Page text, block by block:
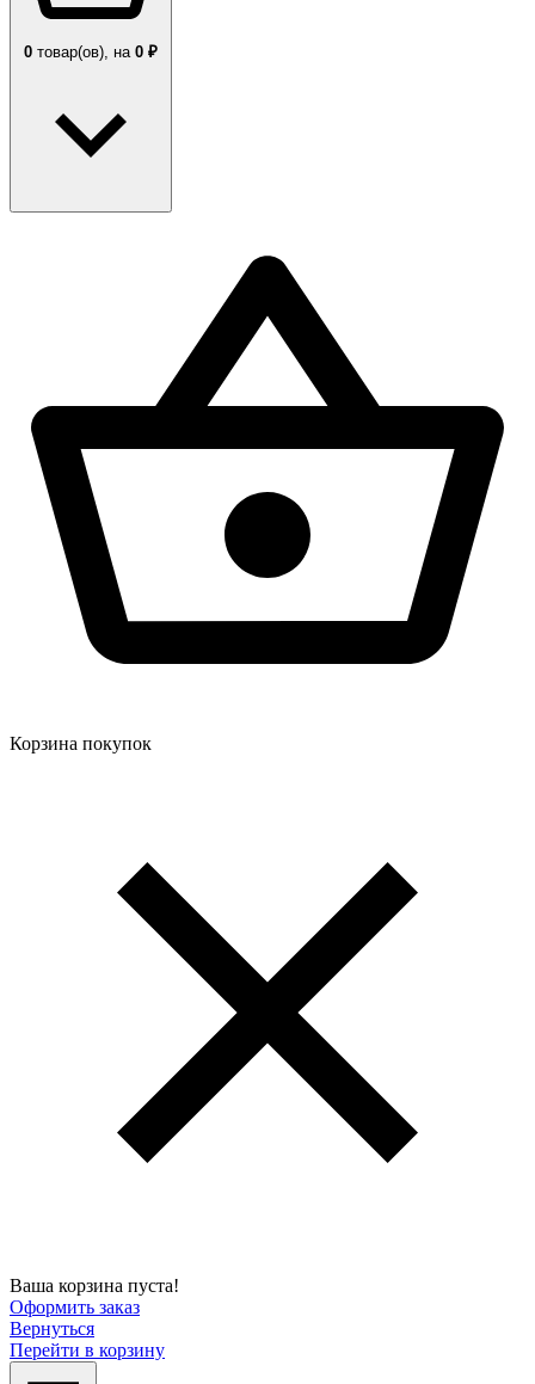
0 товар(ов), на 0 ₽
Корзина покупок
Ваша корзина пуста!
Оформить заказ
Вернуться
Перейти в корзину